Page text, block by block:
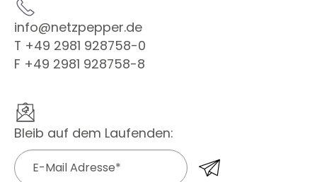
Gallery
info@netzpepper.de
T +49 2981 928758-0
F +49 2981 928758-8
Bleib auf dem Laufenden: